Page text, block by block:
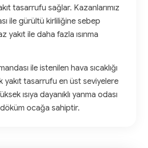
tasarrufu sağlar. Kazanlarımız
ile gürültü kirliliğine sebep
yakıt ile daha fazla ısınma
ile istenilen hava sıcaklığı
yakıt tasarrufu en üst seviyelere
ısıya dayanıklı yanma odası
ocağa sahiptir.